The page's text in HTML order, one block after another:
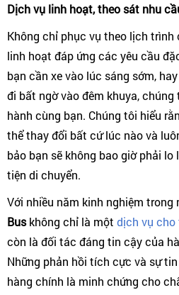
Dịch vụ linh hoạt, theo sát nhu
Không chỉ phục vụ theo lịch trình
linh hoạt đáp ứng các yêu cầu
bạn cần xe vào lúc sáng sớm,
đi bất ngờ vào đêm khuya,
hành cùng bạn. Chúng tôi hiểu
thể thay đổi bất cứ lúc nào và
bảo bạn sẽ không bao giờ phải
tiện di chuyển.
Với nhiều năm kinh nghiệm trong
Buskhông chỉ là một dịch vụ cho
còn là đối tác đáng tin cậy của
Những phản hồi tích cực và sự
hàng chính là minh chứng cho